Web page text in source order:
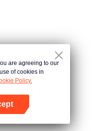
suerte!
are agreeing to our
of cookies in
Policy.